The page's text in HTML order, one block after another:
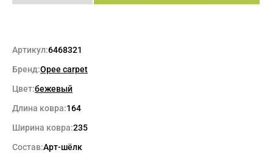
Артикул:6468321
Бренд:Opee carpet
Цвет:бежевый
Длина ковра:164
Ширина ковра:235
Состав:Арт-шёлк